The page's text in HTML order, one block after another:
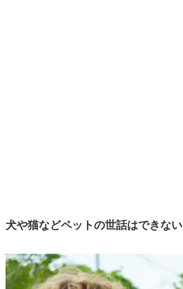
犬や猫などペットの世話はできない